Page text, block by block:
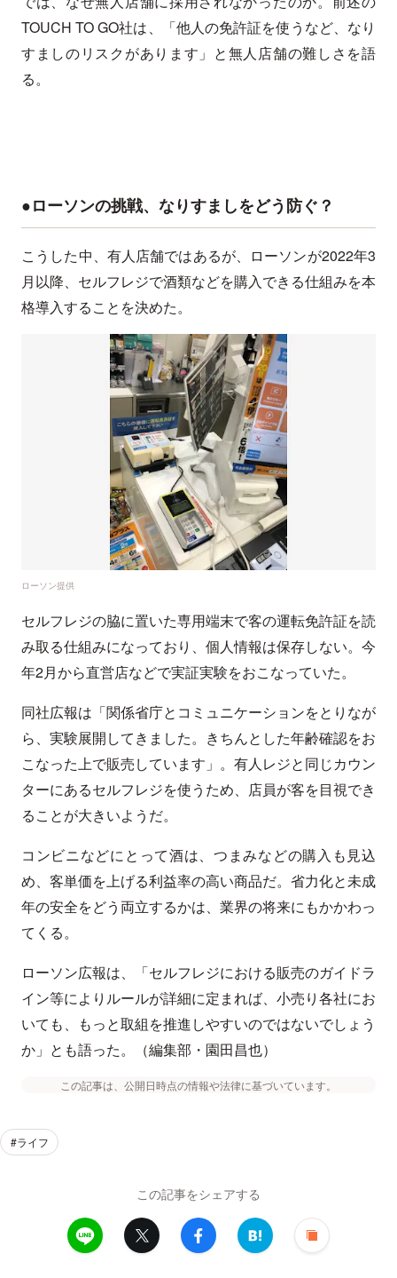
TOUCH TO GO社は、「他人の免許証を使うなど、なり
すましのリスクがあります」と無人店舗の難しさを語
る。
●ローソンの挑戦、なりすましをどう防ぐ？
こうした中、有人店舗ではあるが、ローソンが2022年3
月以降、セルフレジで酒類などを購入できる仕組みを本
格導入することを決めた。
ローソン提供
セルフレジの脇に置いた専用端末で客の運転免許証を読
み取る仕組みになっており、個人情報は保存しない。今
年2月から直営店などで実証実験をおこなっていた。
同社広報は「関係省庁とコミュニケーションをとりなが
ら、実験展開してきました。きちんとした年齢確認をお
こなった上で販売しています」。有人レジと同じカウン
ターにあるセルフレジを使うため、店員が客を目視でき
ることが大きいようだ。
コンビニなどにとって酒は、つまみなどの購入も見込
め、客単価を上げる利益率の高い商品だ。省力化と未成
年の安全をどう両立するかは、業界の将来にもかかわっ
てくる。
ローソン広報は、「セルフレジにおける販売のガイドラ
イン等によりルールが詳細に定まれば、小売り各社にお
いても、もっと取組を推進しやすいのではないでしょう
か」とも語った。（編集部・園田昌也）
この記事は、公開日時点の情報や法律に基づいています。
#ライフ
この記事をシェアする